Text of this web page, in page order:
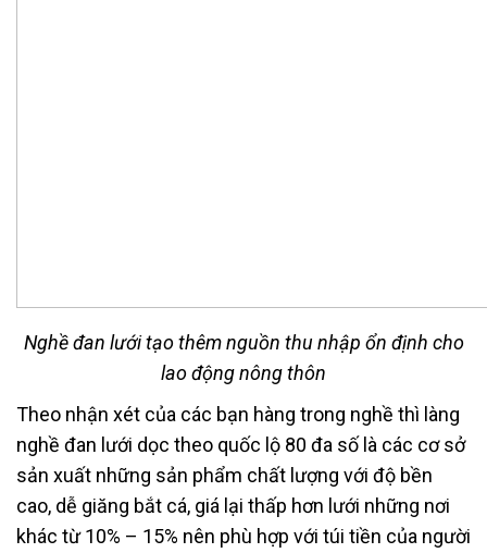
Nghề đan lưới tạo thêm nguồn thu nhập ổn định cho
lao động nông thôn
Theo nhận xét của các bạn hàng trong nghề thì làng
nghề đan lưới dọc theo quốc lộ 80 đa số là các cơ sở
sản xuất những sản phẩm chất lượng với độ bền
cao, dễ giăng bắt cá, giá lại thấp hơn lưới những nơi
khác từ 10% – 15% nên phù hợp với túi tiền của người